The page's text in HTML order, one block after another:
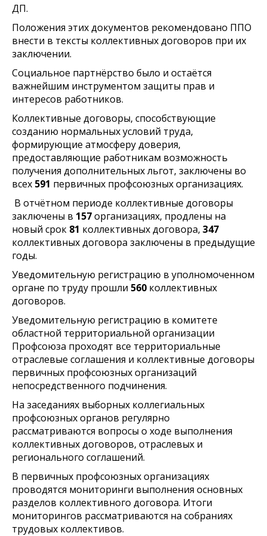
ДП.
Положения этих документов рекомендовано ППО
внести в тексты коллективных договоров при их
заключении.
Социальное партнёрство было и остаётся
важнейшим инструментом защиты прав и
интересов работников.
Коллективные договоры, способствующие
созданию нормальных условий труда,
формирующие атмосферу доверия,
предоставляющие работникам возможность
получения дополнительных льгот, заключены во
всех 591 первичных профсоюзных организациях.
В отчётном периоде коллективные договоры
заключены в 157организациях, продлены на
новый срок 81 коллективных договора, 347
коллективных договора заключены в предыдущие
годы.
Уведомительную регистрацию в уполномоченном
органе по труду прошли 560 коллективных
договоров.
Уведомительную регистрацию в комитете
областной территориальной организации
Профсоюза проходят все территориальные
отраслевые соглашения и коллективные договоры
первичных профсоюзных организаций
непосредственного подчинения.
На заседаниях выборных коллегиальных
профсоюзных органов регулярно
рассматриваются вопросы о ходе выполнения
коллективных договоров, отраслевых и
регионального соглашений.
В первичных профсоюзных организациях
проводятся мониторинги выполнения основных
разделов коллективного договора. Итоги
мониторингов рассматриваются на собраниях
трудовых коллективов.